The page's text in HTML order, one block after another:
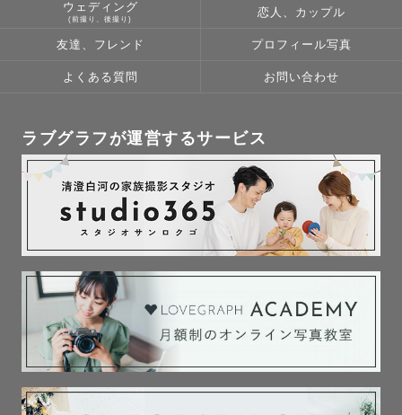
ウェディング
(前撮り、後撮り)
恋人、カップル
友達、フレンド プロフィール写真
よくある質問 お問い合わせ
ラブグラフが運営するサービス